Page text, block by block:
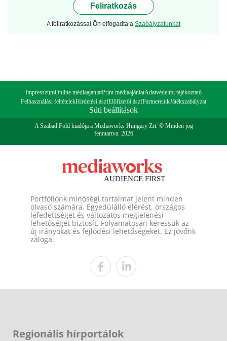
Feliratkozás
A feliratkozással Ön elfogadta a Szabályzatunkat
ImpresszumOnline médiaajánlatPrint médiaajánlatAdatvédelmi tájékoztató
Felhasználási feltételekHirdetési ászfElőfizetői ászfPartnereinkJátékszabályzat
Süti beállítások
A Szabad Föld kiadója a Mediaworks Hungary Zrt. © Minden jog
fenntartva. 2026
Portfóliónk minőségi tartalmat jelent minden
olvasó számára. Egyedülálló elérést, országos
lefedettséget és változatos megjelenési
lehetőséget biztosít. Folyamatosan keressük az
új irányokat és fejlődési lehetőségeket. Ez jövőnk
záloga.
Regionális hírportálok